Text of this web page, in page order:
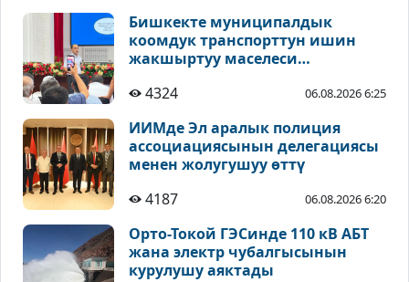
Бишкекте муниципалдык
коомдук транспорттун ишин
жакшыртуу маселеси
4324
06.08.2026 6:25
ИИМде Эл аралык полиция
ассоциациясынын делегациясы
менен жолугушуу өттү
4187
06.08.2026 6:20
Орто-Токой ГЭСинде 110 кВ АБТ
жана электр чубалгысынын
курулушу аяктады